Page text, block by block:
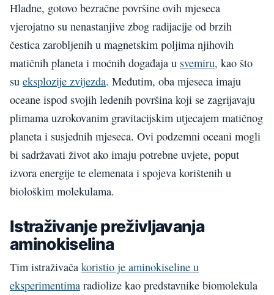
Hladne, gotovo bezračne površine ovih mjeseca
vjerojatno su nenastanjive zbog radijacije od brzih
čestica zarobljenih u magnetskim poljima njihovih
matičnih planeta i moćnih događaja u svemiru, kao što
su eksplozije zvijezda. Međutim, oba mjeseca imaju
oceane ispod svojih ledenih površina koji se zagrijavaju
plimama uzrokovanim gravitacijskim utjecajem matičnog
planeta i susjednih mjeseca. Ovi podzemni oceani mogli
bi sadržavati život ako imaju potrebne uvjete, poput
izvora energije te elemenata i spojeva korištenih u
biološkim molekulama.
Istraživanje preživljavanja
aminokiselina
Tim istraživača koristio je aminokiseline u
eksperimentima radiolize kao predstavnike biomolekula